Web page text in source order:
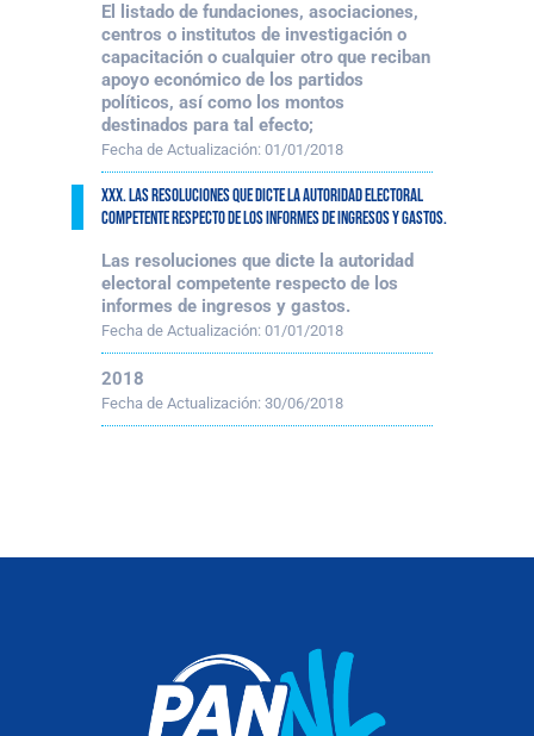
El listado de fundaciones, asociaciones,
centros o institutos de investigación o
capacitación o cualquier otro que reciban
apoyo económico de los partidos
políticos, así como los montos
destinados para tal efecto;
Fecha de Actualización: 01/01/2018
XXX. Las resoluciones que dicte la autoridad electoral
competente respecto de los informes de ingresos y gastos.
Las resoluciones que dicte la autoridad
electoral competente respecto de los
informes de ingresos y gastos.
Fecha de Actualización: 01/01/2018
2018
Fecha de Actualización: 30/06/2018